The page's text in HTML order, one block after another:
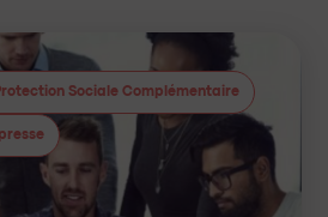
Sociale Complémentaire